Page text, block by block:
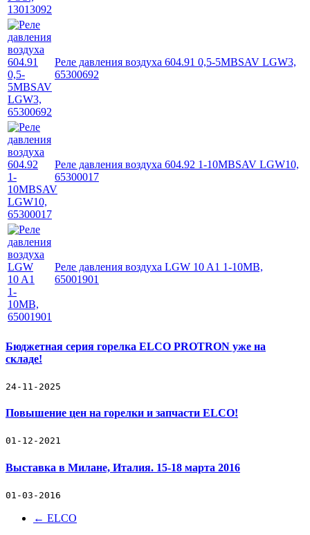
Реле давления воздуха 604.91 0,5-5MBSAV LGW3,
65300692
Реле давления воздуха 604.92 1-10MBSAV LGW10,
65300017
Реле давления воздуха LGW 10 A1 1-10MB,
65001901
Бюджетная серия горелка ELCO PROTRON уже на
складе!
24-11-2025
Повышение цен на горелки и запчасти ELCO!
01-12-2021
Выставка в Милане, Италия. 15-18 марта 2016
01-03-2016
← ELCO